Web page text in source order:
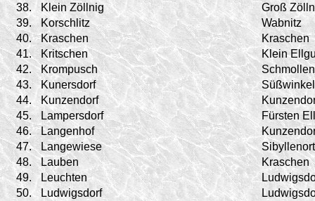
38.
Klein Zöllnig
Groß
39.
Korschlitz
Wabnitz
40.
Kraschen
Kraschen
41.
Kritschen
Klein
42.
Krompusch
Schmollen
43.
Kunersdorf
Süßwinkel
44.
Kunzendorf
45.
Lampersdorf
Fürsten
46.
Langenhof
47.
Langewiese
Sibyllenort
48.
Lauben
Kraschen
49.
Leuchten
50.
Ludwigsdorf